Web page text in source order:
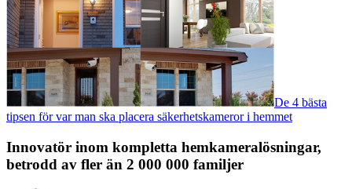
De 4 bästa
tipsen för var man ska placera säkerhetskameror i hemmet
Innovatör inom kompletta hemkameralösningar,
betrodd av fler än 2 000 000 familjer